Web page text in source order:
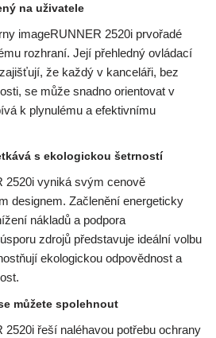
na uživatele
imageRUNNER 2520i prvořadé
rozhraní. Její přehledný ovládací
že každý v kanceláři, bez
se může snadno orientovat v
k plynulému a efektivnímu
s ekologickou šetrností
2520i vyniká svým cenově
designem. Začlenění energeticky
nákladů a podpora
zdrojů představuje ideální volbu
ekologickou odpovědnost a
můžete spolehnout
2520i řeší naléhavou potřebu ochrany